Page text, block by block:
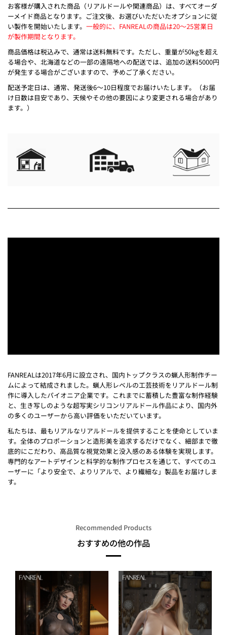
お客様が購入された商品（リアルドールや関連商品）は、すべてオーダ
ーメイド商品となります。ご注文後、お選びいただいたオプションに従
い製作を開始いたします。 一般的に、FANREALの商品は20～25営業日
が製作期間となります。
商品価格は税込みで、通常は送料無料です。ただし、重量が50kgを超え
る場合や、北海道などの一部の遠隔地への配送では、追加の送料5000円
が発生する場合がございますので、予めご了承ください。
配送予定日は、通常、発送後6～10日程度でお届けいたします。（お届
け日数は目安であり、天候やその他の要因により変更される場合があり
ます。）
FANREALは2017年6月に設立され、国内トップクラスの蝋人形制作チー
ムによって結成されました。蝋人形レベルの工芸技術をリアルドール制
作に導入したパイオニア企業です。これまでに蓄積した豊富な制作経験
と、生き写しのような超写実シリコンリアルドール作品により、国内外
の多くのユーザーから高い評価をいただいています。
私たちは、最もリアルなリアルドールを提供することを使命としていま
す。全体のプロポーションと造形美を追求するだけでなく、細部まで徹
底的にこだわり、高品質な視覚効果と没入感のある体験を実現します。
専門的なアートデザインと科学的な制作プロセスを通じて、すべてのユ
ーザーに「より安全で、よりリアルで、より繊細な」製品をお届けしま
す。
Recommended Products
おすすめの他の作品